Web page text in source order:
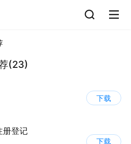
(23)
下载
册登记
下载